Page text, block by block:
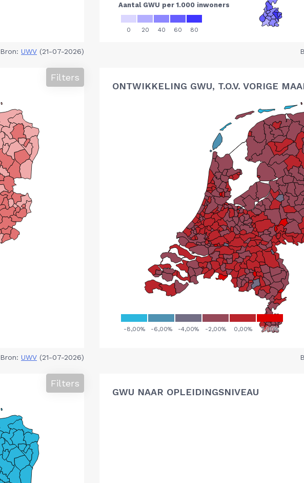
Bron: UWV (21-07-2026)
Filters
Bron: UWV (21-07-2026)
ONTWIKKELING GWU, T.O.V. VORIGE
Filters
GWU NAAR OPLEIDINGSNIVEAU